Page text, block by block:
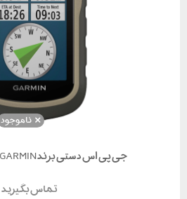
ناموجود
جی پی اس دستی برند GARMIN مدل ETREX 32x
تماس بگیرید